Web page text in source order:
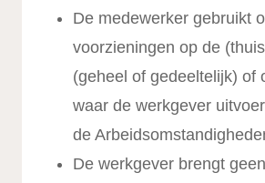
De medewerker gebruikt
voorzieningen op de
(geheel of gedeeltelijk) of
waar de werkgever
de
De werkgever brengt